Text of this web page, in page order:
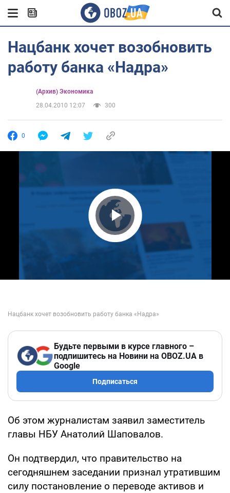
Нацбанк хочет возобновить
работу банка «Надра»
(Архив) Экономика
28.04.2010 12:07
300
0
Play Video
Будьте первыми в курсе главного –
подпишитесь на Новини на OBOZ.UA в
Google
Подписаться
Об этом журналистам заявил заместитель
главы НБУ Анатолий Шаповалов.
Он подтвердил, что правительство на
сегодняшнем заседании признал утратившим
силу постановление о переводе активов и